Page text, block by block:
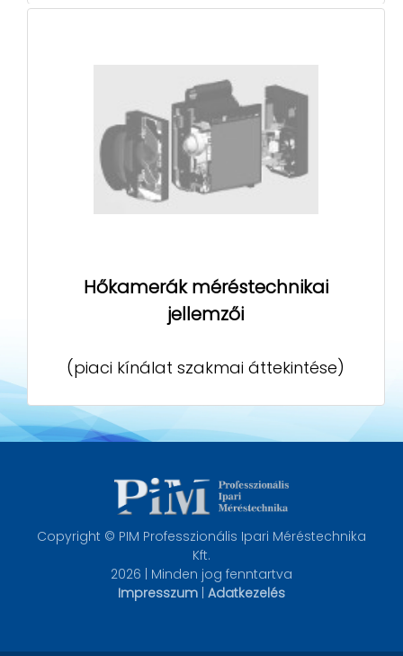
Hőkamerák méréstechnikai
jellemzői
(piaci kínálat szakmai áttekintése)
Copyright © PIM Professzionális Ipari Méréstechnika
Kft.
2026 | Minden jog fenntartva
Impresszum | Adatkezelés